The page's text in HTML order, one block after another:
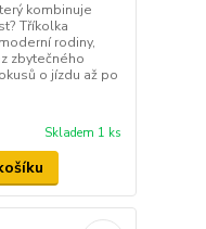
kombinuje
Tříkolka
rodiny,
zbytečného
o jízdu až po
Skladem 1 ks